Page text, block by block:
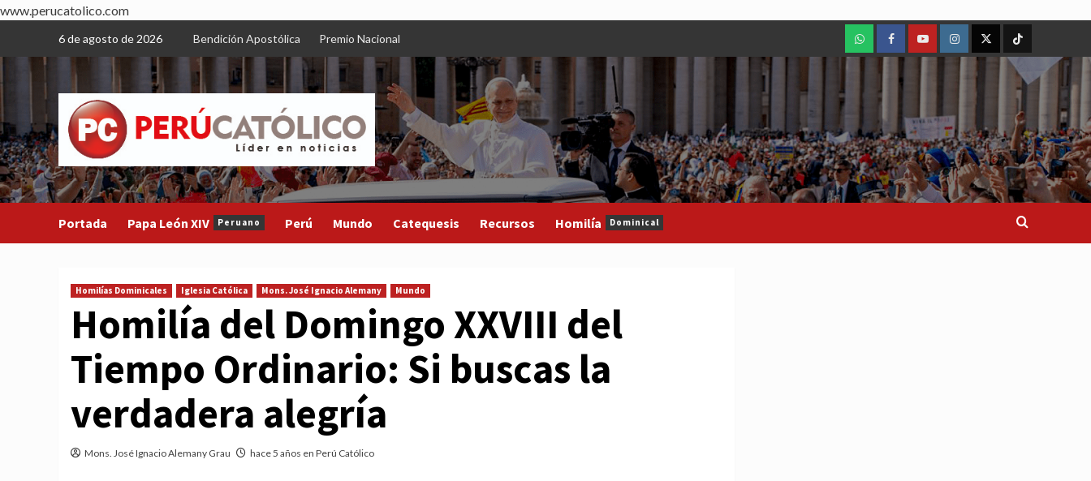
www.perucatolico.com
content
6 de agosto de 2026 Bendición Apostólica Premio Nacional
WhatsAppFacebookYoutubeInstagram
X TikTok
Portada Papa León XIV Peruano Perú Mundo Catequesis Recursos Homilía Dominical
Homilías Dominicales Iglesia Católica Mons. José Ignacio Alemany Mundo
Homilía del Domingo XXVIII del
Tiempo Ordinario: Si buscas la
verdadera alegría
Mons. José Ignacio Alemany Grau hace 5 años en Perú Católico